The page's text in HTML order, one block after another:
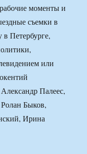
моменты и
съемки в
Петербурге,
или
Палеес,
Быков,
Ирина